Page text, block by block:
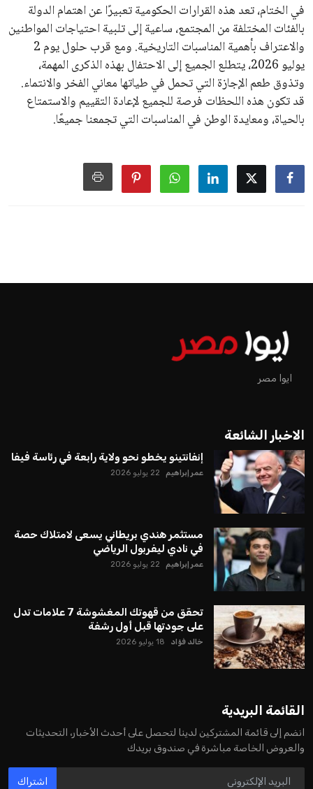
في الختام، تعد هذه القرارات الحكومية تعبيرًا عن اهتمام الدولة
بالفئات المختلفة من المجتمع، ساعية إلى تلبية احتياجات المواطنين
والاعتراف بأهمية المناسبات التاريخية. ومع قرب حلول يوم 2
يوليو 2026، يتطلع الجميع إلى الاحتفال بهذه الذكرى المهمة،
وتذوق طعم الإجازة التي تحمل في طياتها معاني الفخر والانتماء.
قد تكون هذه اللحظات فرصة للجميع لإعادة التقييم والاستمتاع
بالحياة، ومعايدة الوطن في المناسبات التي تجمعنا جميعًا.
ايوا مصر
الاخبار الشائعة
إنفانتينو يخطو نحو ولاية رابعة في رئاسة فيفا
عمر إبراهيم 22 يوليو 2026
مستثمر هندي بريطاني يسعى لامتلاك حصة
في نادي ليفربول الرياضي
عمر إبراهيم 22 يوليو 2026
تحقق من قهوتك المغشوشة 7 علامات تدل
على جودتها قبل أول رشفة
خالد فؤاد 18 يوليو 2026
القائمة البريدية
انضم إلى قائمة المشتركين لدينا لتحصل على أحدث الأخبار، التحديثات
والعروض الخاصة مباشرة في صندوق بريدك
اشتراك